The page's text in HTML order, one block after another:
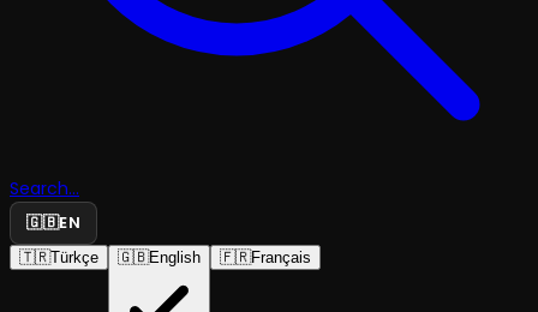
Search...
🇬🇧EN
🇹🇷Türkçe 🇬🇧English 🇫🇷Français